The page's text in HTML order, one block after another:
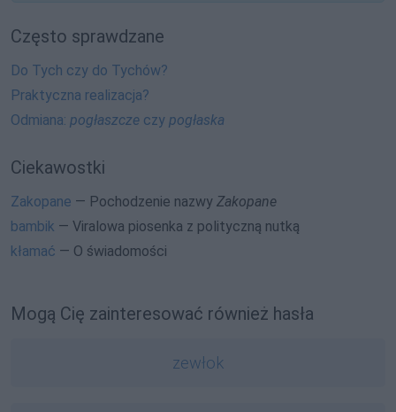
Często sprawdzane
Do Tych czy do Tychów?
Praktyczna realizacja?
Odmiana: pogłaszcze czy pogłaska
Ciekawostki
Zakopane — Pochodzenie nazwy Zakopane
bambik — Viralowa piosenka z polityczną nutką
kłamać — O świadomości
Mogą Cię zainteresować również hasła
zewłok